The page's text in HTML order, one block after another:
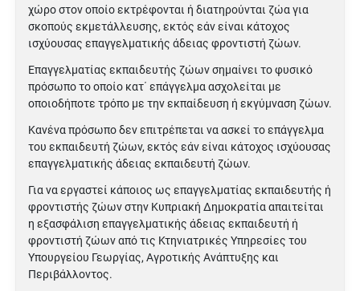
χώρο στον οποίο εκτρέφονται ή διατηρούνται ζώα για
σκοπούς εκμετάλλευσης, εκτός εάν είναι κάτοχος
ισχύουσας επαγγελματικής άδειας φροντιστή ζώων.
Επαγγελματίας εκπαιδευτής ζώων σημαίνει το φυσικό
πρόσωπο το οποίο κατ΄ επάγγελμα ασχολείται με
οποιοδήποτε τρόπο με την εκπαίδευση ή εκγύμναση ζώων.
Κανένα πρόσωπο δεν επιτρέπεται να ασκεί το επάγγελμα
του εκπαιδευτή ζώων, εκτός εάν είναι κάτοχος ισχύουσας
επαγγελματικής άδειας εκπαιδευτή ζώων.
Για να εργαστεί κάποιος ως επαγγελματίας εκπαιδευτής ή
φροντιστής ζώων στην Κυπριακή Δημοκρατία απαιτείται
η εξασφάλιση επαγγελματικής άδειας εκπαιδευτή ή
φροντιστή ζώων από τις Κτηνιατρικές Υπηρεσίες του
Υπουργείου Γεωργίας, Αγροτικής Ανάπτυξης και
Περιβάλλοντος.